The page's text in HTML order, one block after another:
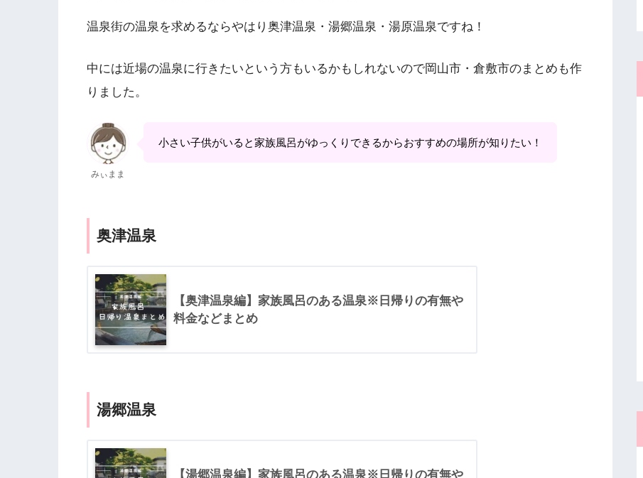
温泉街の温泉を求めるならやはり奥津温泉・湯郷温泉・湯原温泉ですね！
中には近場の温泉に行きたいという方もいるかもしれないので岡山市・倉敷市のまとめも作
りました。
みぃまま
小さい子供がいると家族風呂がゆっくりできるからおすすめの場所が知りたい！
奥津温泉
【奥津温泉編】家族風呂のある温泉※日帰りの有無や
料金などまとめ
湯郷温泉
【湯郷温泉編】家族風呂のある温泉※日帰りの有無や